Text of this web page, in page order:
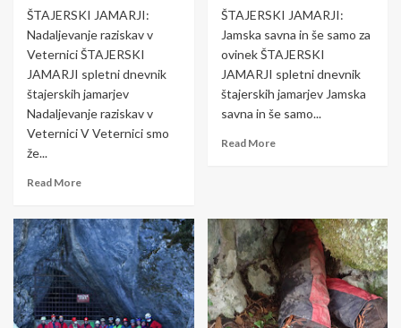
ČLANKI JAMARSKE AKCIJE
Samo gor v Brezno presenečenj
4
ČLANKI JAMARSKE AKCIJE
Prvomajski tabor
ŠTAJERSKI JAMARJI:
Nadaljevanje raziskav v
Veternici ŠTAJERSKI
JAMARJI spletni dnevnik
štajerskih jamarjev
Nadaljevanje raziskav v
Veternici V Veternici smo
že...
Read More
ŠTAJERSKI JAMARJI:
Jamska savna in še samo za
ovinek ŠTAJERSKI
JAMARJI spletni dnevnik
štajerskih jamarjev Jamska
savna in še samo...
Read More